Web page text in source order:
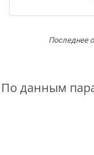
Последнее
По данным